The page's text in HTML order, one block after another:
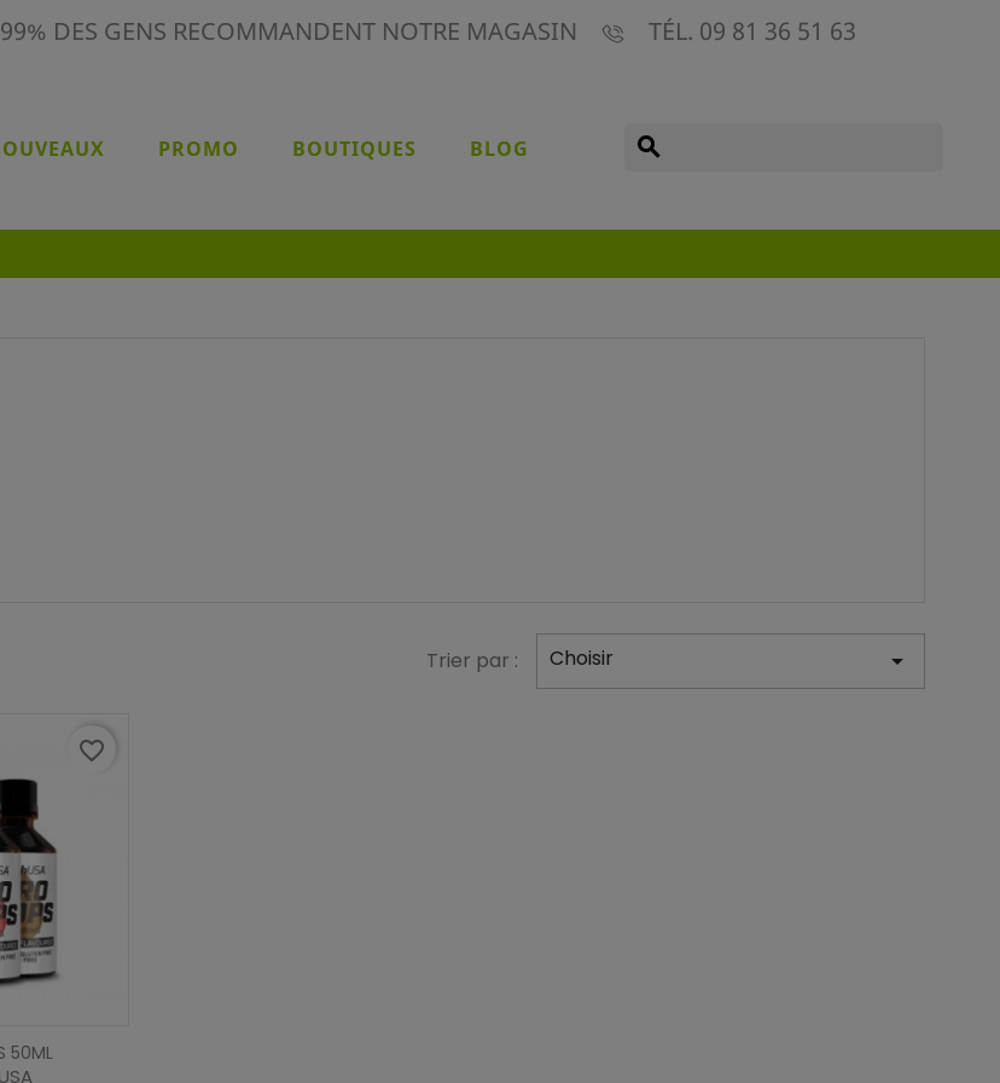
99% DES GENS RECOMMANDENT NOTRE MAGASIN TÉL. 09 81 36 51 63
PROMO BOUTIQUES BLOG search
Trier par : Choisir 
50ML
favorite_border